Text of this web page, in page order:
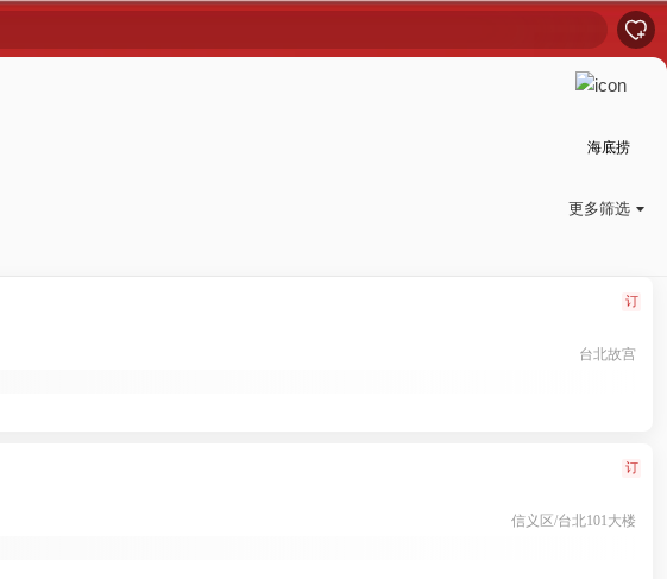

海底捞
更多筛选 
订
台北故宫
订
信义区/台北101大楼